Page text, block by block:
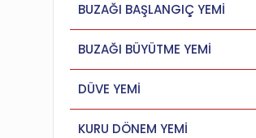
BUZAĞI BAŞLANGIÇ YEMİ
BUZAĞI BÜYÜTME YEMİ
DÜVE YEMİ
KURU DÖNEM YEMİ